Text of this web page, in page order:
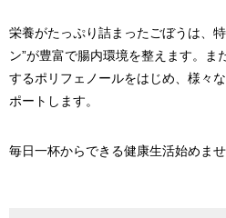
栄養がたっぷり詰まったごぼうは、
ン”が豊富で腸内環境を整えます。ま
するポリフェノールをはじめ、様々
ポートします。
毎日一杯からできる健康生活始めま